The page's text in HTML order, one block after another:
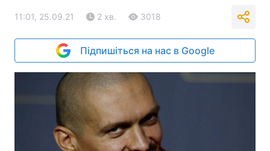
11:01, 25.09.21 2 хв. 3018
Підпишіться на нас в Google